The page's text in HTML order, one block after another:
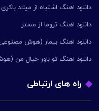
دانلود اهنگ اشتباه از میلاد باکری
دانلود اهنگ تروما از مستر
دانلود اهنگ بیمار (هوش
دانلود اهنگ تو باور خیال من
راه های ارتباطی